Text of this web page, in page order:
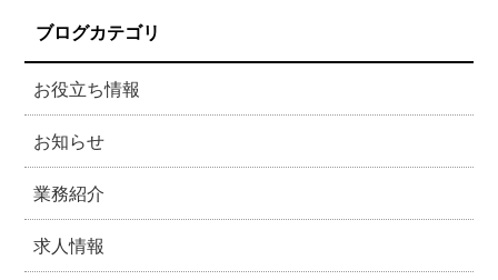
ブログカテゴリ
お役立ち情報
お知らせ
業務紹介
求人情報